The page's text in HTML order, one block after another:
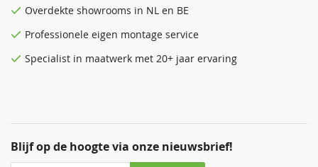
Blijf op de hoogte via onze nieuwsbrief!
Overdekte showrooms in NL en BE
Professionele eigen montage service
Specialist in maatwerk met 20+ jaar ervaring